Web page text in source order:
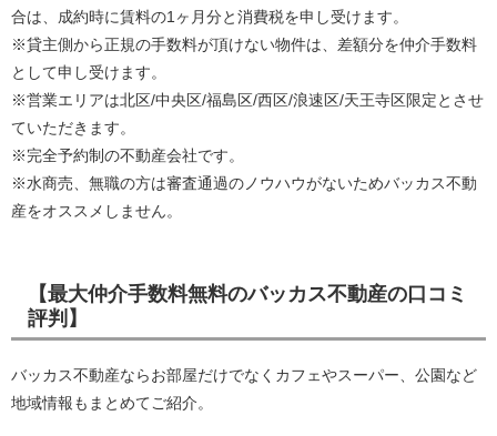
合は、成約時に賃料の1ヶ月分と消費税を申し受けます。
※貸主側から正規の手数料が頂けない物件は、差額分を仲介手数料
として申し受けます。
※営業エリアは北区/中央区/福島区/西区/浪速区/天王寺区限定とさせ
ていただきます。
※完全予約制の不動産会社です。
※水商売、無職の方は審査通過のノウハウがないためバッカス不動
産をオススメしません。
【最大仲介手数料無料のバッカス不動産の口コミ
評判】
バッカス不動産ならお部屋だけでなくカフェやスーパー、公園など
地域情報もまとめてご紹介。